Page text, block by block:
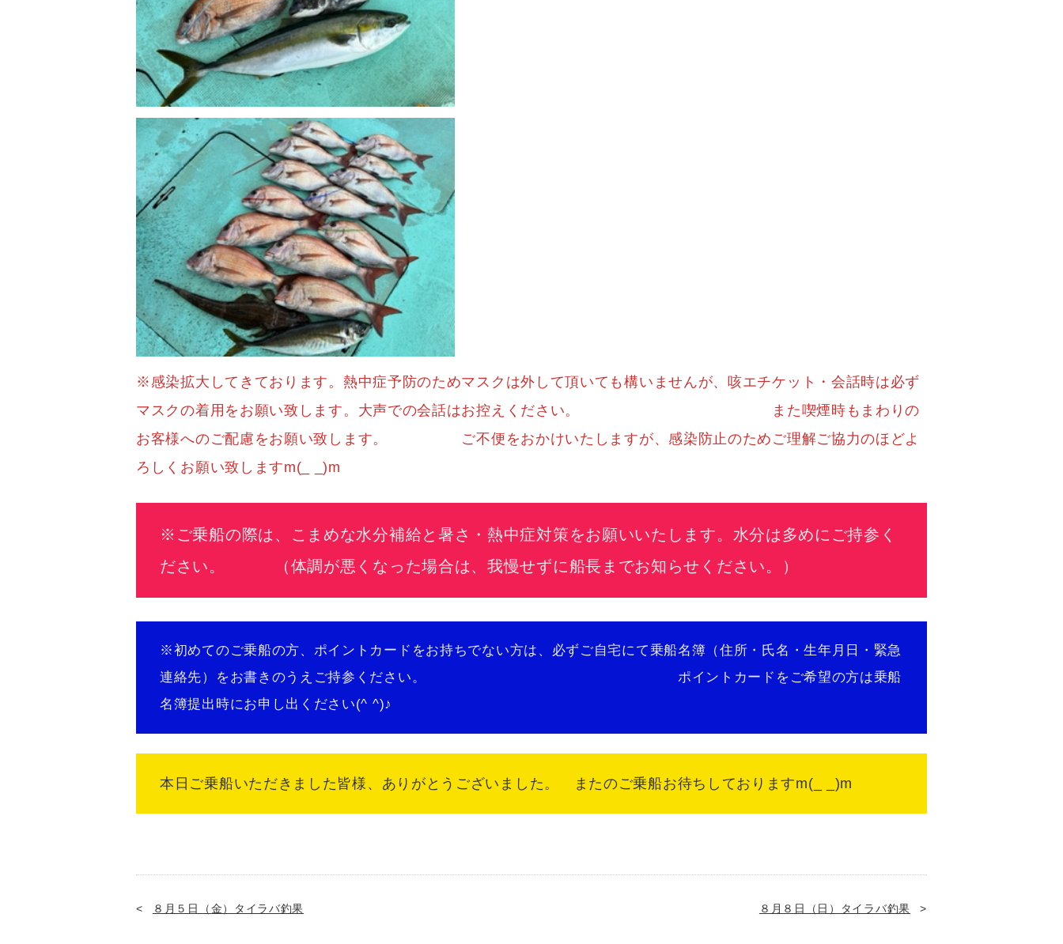
※感染拡大してきております。熱中症予防のためマスクは外して頂いても構いませんが、咳エチケット・会話時は必ず
マスクの着用をお願い致します。大声での会話はお控えください。 また喫煙時もまわりの
お客様へのご配慮をお願い致します。 ご不便をおかけいたしますが、感染防止のためご理解ご協力のほどよ
ろしくお願い致しますm(_ _)m
※ご乗船の際は、こまめな水分補給と暑さ・熱中症対策をお願いいたします。水分は多めにご持参く
ださい。 （体調が悪くなった場合は、我慢せずに船長までお知らせください。）
※初めてのご乗船の方、ポイントカードをお持ちでない方は、必ずご自宅にて乗船名簿（住所・氏名・生年月日・緊急
連絡先）をお書きのうえご持参ください。 ポイントカードをご希望の方は乗船
名簿提出時にお申し出ください(^ ^)♪
本日ご乗船いただきました皆様、ありがとうございました。 またのご乗船お待ちしておりますm(_ _)m
８月５日（金）タイラバ釣果 ８月８日（日）タイラバ釣果